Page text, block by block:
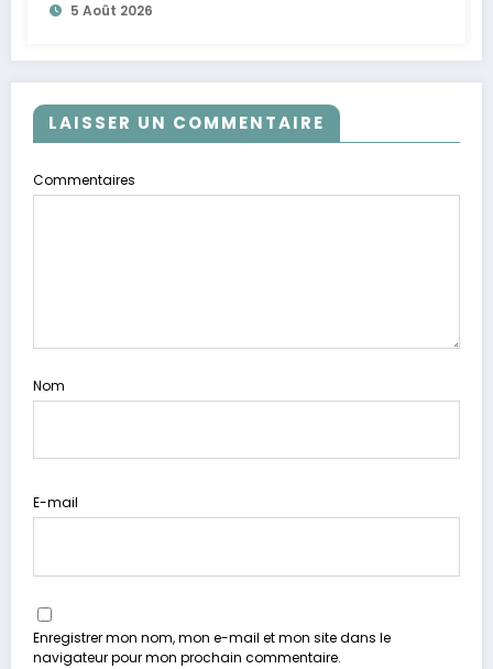
5 Août 2026
LAISSER UN COMMENTAIRE
Commentaires
Nom
E-mail
Enregistrer mon nom, mon e-mail et mon site dans le
navigateur pour mon prochain commentaire.